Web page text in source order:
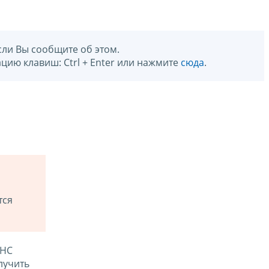
Вы сообщите об этом.
клавиш: Ctrl + Enter или нажмите сюда.